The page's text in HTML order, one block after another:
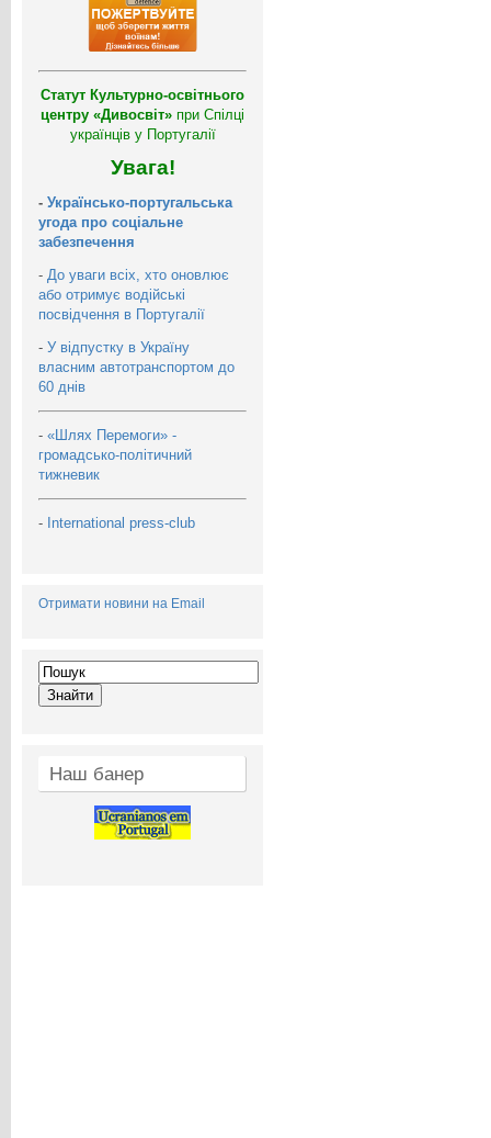
Статут Культурно-освітнього
центру «Дивосвіт» при Спілці
українців у Португалії
Увага!
- Українсько-португальська
угода про соціальне
забезпечення
- До уваги всіх, хто оновлює
або отримує водійські
посвідчення в Португалії
- У відпустку в Україну
власним автотранспортом до
60 днів
- «Шлях Перемоги» -
громадсько-політичний
тижневик
- International press-club
Отримати новини на Email
Наш банер